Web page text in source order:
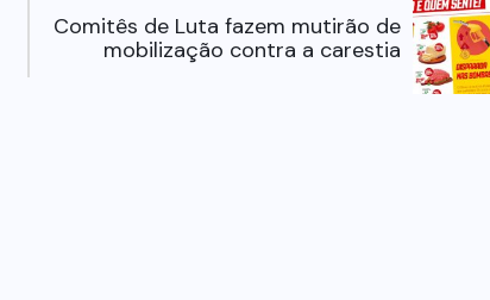
Comitês de Luta fazem mutirão de
mobilização contra a carestia